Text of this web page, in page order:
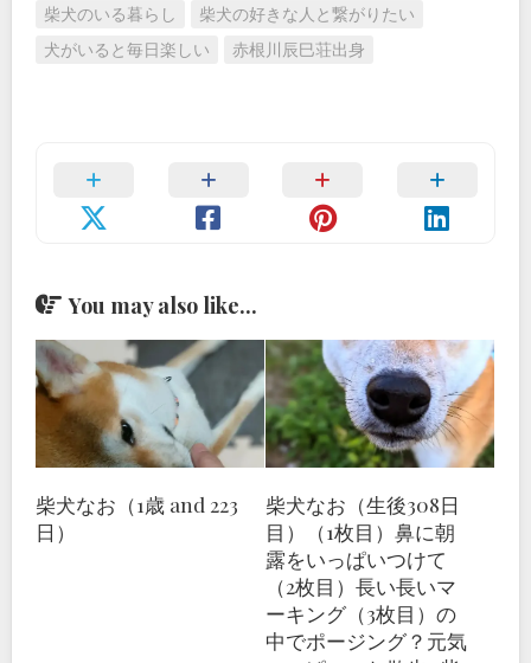
柴犬のいる暮らし
柴犬の好きな人と繋がりたい
犬がいると毎日楽しい
赤根川辰巳荘出身
You may also like...
柴犬なお（1歳 and 223
日）
柴犬なお（生後308日
目）（1枚目）鼻に朝
露をいっぱいつけて
（2枚目）長い長いマ
ーキング（3枚目）の
中でポージング？元気